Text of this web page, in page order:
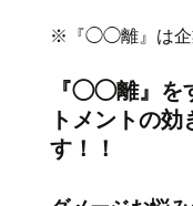
※『◯◯離』は企
『◯◯離』を
トメントの
す！！